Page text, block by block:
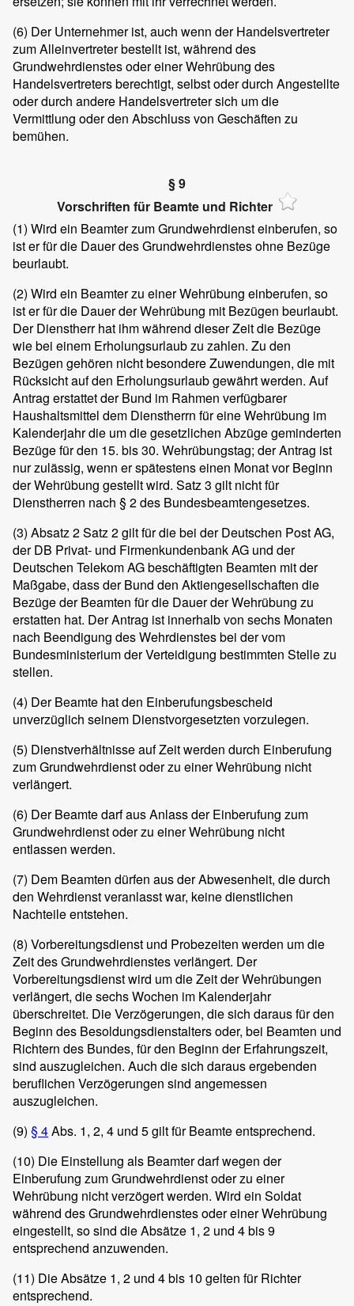
(6) Der Unternehmer ist, auch wenn der Handelsvertreter
zum Alleinvertreter bestellt ist, während des
Grundwehrdienstes oder einer Wehrübung des
Handelsvertreters berechtigt, selbst oder durch Angestellte
oder durch andere Handelsvertreter sich um die
Vermittlung oder den Abschluss von Geschäften zu
bemühen.
§ 9
Vorschriften für Beamte und Richter
(1) Wird ein Beamter zum Grundwehrdienst einberufen, so
ist er für die Dauer des Grundwehrdienstes ohne Bezüge
beurlaubt.
(2) Wird ein Beamter zu einer Wehrübung einberufen, so
ist er für die Dauer der Wehrübung mit Bezügen beurlaubt.
Der Dienstherr hat ihm während dieser Zeit die Bezüge
wie bei einem Erholungsurlaub zu zahlen. Zu den
Bezügen gehören nicht besondere Zuwendungen, die mit
Rücksicht auf den Erholungsurlaub gewährt werden. Auf
Antrag erstattet der Bund im Rahmen verfügbarer
Haushaltsmittel dem Dienstherrn für eine Wehrübung im
Kalenderjahr die um die gesetzlichen Abzüge geminderten
Bezüge für den 15. bis 30. Wehrübungstag; der Antrag ist
nur zulässig, wenn er spätestens einen Monat vor Beginn
der Wehrübung gestellt wird. Satz 3 gilt nicht für
Dienstherren nach § 2 des Bundesbeamtengesetzes.
(3) Absatz 2 Satz 2 gilt für die bei der Deutschen Post AG,
der DB Privat- und Firmenkundenbank AG und der
Deutschen Telekom AG beschäftigten Beamten mit der
Maßgabe, dass der Bund den Aktiengesellschaften die
Bezüge der Beamten für die Dauer der Wehrübung zu
erstatten hat. Der Antrag ist innerhalb von sechs Monaten
nach Beendigung des Wehrdienstes bei der vom
Bundesministerium der Verteidigung bestimmten Stelle zu
stellen.
(4) Der Beamte hat den Einberufungsbescheid
unverzüglich seinem Dienstvorgesetzten vorzulegen.
(5) Dienstverhältnisse auf Zeit werden durch Einberufung
zum Grundwehrdienst oder zu einer Wehrübung nicht
verlängert.
(6) Der Beamte darf aus Anlass der Einberufung zum
Grundwehrdienst oder zu einer Wehrübung nicht
entlassen werden.
(7) Dem Beamten dürfen aus der Abwesenheit, die durch
den Wehrdienst veranlasst war, keine dienstlichen
Nachteile entstehen.
(8) Vorbereitungsdienst und Probezeiten werden um die
Zeit des Grundwehrdienstes verlängert. Der
Vorbereitungsdienst wird um die Zeit der Wehrübungen
verlängert, die sechs Wochen im Kalenderjahr
überschreitet. Die Verzögerungen, die sich daraus für den
Beginn des Besoldungsdienstalters oder, bei Beamten und
Richtern des Bundes, für den Beginn der Erfahrungszeit,
sind auszugleichen. Auch die sich daraus ergebenden
beruflichen Verzögerungen sind angemessen
auszugleichen.
(9) § 4Abs. 1, 2, 4 und 5 gilt für Beamte entsprechend.
(10) Die Einstellung als Beamter darf wegen der
Einberufung zum Grundwehrdienst oder zu einer
Wehrübung nicht verzögert werden. Wird ein Soldat
während des Grundwehrdienstes oder einer Wehrübung
eingestellt, so sind die Absätze 1, 2 und 4 bis 9
entsprechend anzuwenden.
(11) Die Absätze 1, 2 und 4 bis 10 gelten für Richter
entsprechend.